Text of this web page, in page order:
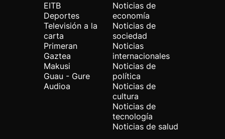
EITB
Deportes
Televisión a la
carta
Primeran
Gaztea
Makusi
Guau - Gure
Audioa
Noticias de
economía
Noticias de
sociedad
Noticias
internacionales
Noticias de
política
Noticias de
cultura
Noticias de
tecnología
Noticias de salud